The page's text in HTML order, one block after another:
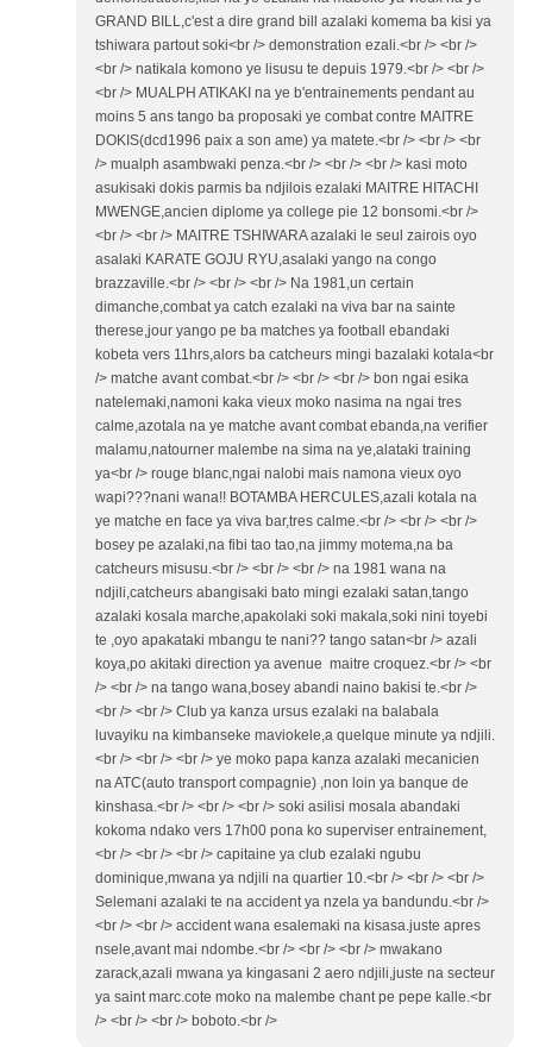
GRAND BILL,c'est a dire grand bill azalaki komema ba kisi ya
tshiwara partout soki<br /> demonstration ezali.<br /> <br />
<br /> natikala komono ye lisusu te depuis 1979.<br /> <br />
<br /> MUALPH ATIKAKI na ye b'entrainements pendant au
moins 5 ans tango ba proposaki ye combat contre MAITRE
DOKIS(dcd1996 paix a son ame) ya matete.<br /> <br /> <br
/> mualph asambwaki penza.<br /> <br /> <br /> kasi moto
asukisaki dokis parmis ba ndjilois ezalaki MAITRE HITACHI
MWENGE,ancien diplome ya college pie 12 bonsomi.<br />
<br /> <br /> MAITRE TSHIWARA azalaki le seul zairois oyo
asalaki KARATE GOJU RYU,asalaki yango na congo
brazzaville.<br /> <br /> <br /> Na 1981,un certain
dimanche,combat ya catch ezalaki na viva bar na sainte
therese,jour yango pe ba matches ya football ebandaki
kobeta vers 11hrs,alors ba catcheurs mingi bazalaki kotala<br
/> matche avant combat.<br /> <br /> <br /> bon ngai esika
natelemaki,namoni kaka vieux moko nasima na ngai tres
calme,azotala na ye matche avant combat ebanda,na verifier
malamu,natourner malembe na sima na ye,alataki training
ya<br /> rouge blanc,ngai nalobi mais namona vieux oyo
wapi???nani wana!! BOTAMBA HERCULES,azali kotala na
ye matche en face ya viva bar,tres calme.<br /> <br /> <br />
bosey pe azalaki,na fibi tao tao,na jimmy motema,na ba
catcheurs misusu.<br /> <br /> <br /> na 1981 wana na
ndjili,catcheurs abangisaki bato mingi ezalaki satan,tango
azalaki kosala marche,apakolaki soki makala,soki nini toyebi
te ,oyo apakataki mbangu te nani?? tango satan<br /> azali
koya,po akitaki direction ya avenue maitre croquez.<br /> <br
/> <br /> na tango wana,bosey abandi naino bakisi te.<br />
<br /> <br /> Club ya kanza ursus ezalaki na balabala
luvayiku na kimbanseke maviokele,a quelque minute ya ndjili.
<br /> <br /> <br /> ye moko papa kanza azalaki mecanicien
na ATC(auto transport compagnie) ,non loin ya banque de
kinshasa.<br /> <br /> <br /> soki asilisi mosala abandaki
kokoma ndako vers 17h00 pona ko superviser entrainement,
<br /> <br /> <br /> capitaine ya club ezalaki ngubu
dominique,mwana ya ndjili na quartier 10.<br /> <br /> <br />
Selemani azalaki te na accident ya nzela ya bandundu.<br />
<br /> <br /> accident wana esalemaki na kisasa.juste apres
nsele,avant mai ndombe.<br /> <br /> <br /> mwakano
zarack,azali mwana ya kingasani 2 aero ndjili,juste na secteur
ya saint marc.cote moko na malembe chant pe pepe kalle.<br
/> <br /> <br /> boboto.<br />